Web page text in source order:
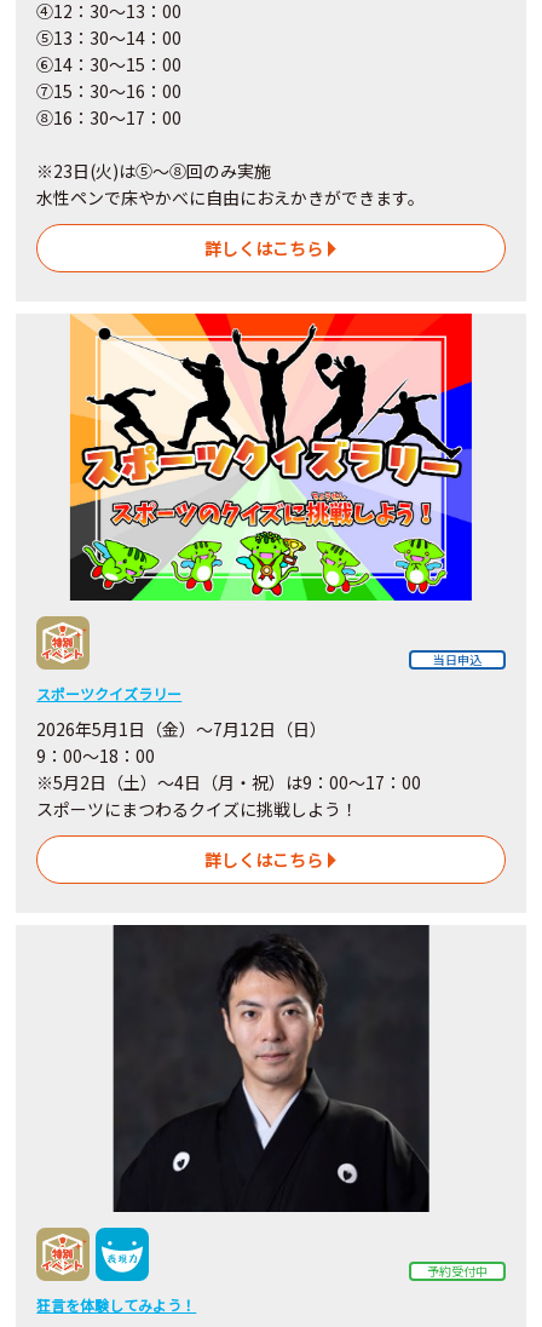
④12：30～13：00
⑤13：30～14：00
⑥14：30～15：00
⑦15：30～16：00
⑧16：30～17：00
※23日(火)は⑤～⑧回のみ実施
水性ペンで床やかべに自由におえかきができます。
詳しくはこちら
当日申込
スポーツクイズラリー
2026年5月1日（金）～7月12日（日）
9：00～18：00
※5月2日（土）～4日 （月・祝） は9：00～17：00
スポーツにまつわるクイズに挑戦しよう！
詳しくはこちら
予約受付中
狂言を体験してみよう！